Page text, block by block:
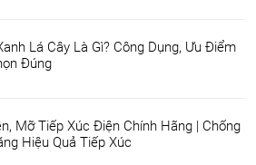
Lá Cây Là Gì? Công Dụng, Ưu Điểm
Đúng
Mỡ Tiếp Xúc Điện Chính Hãng | Chống
Hiệu Quả Tiếp Xúc